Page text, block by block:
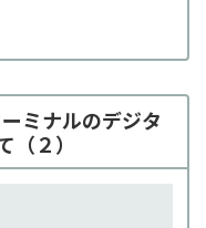
ミナルのデジタ
２）